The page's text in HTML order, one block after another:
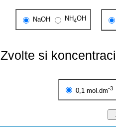
NaOH NH4OH
Zvolte si
0,1 mol.dm-3